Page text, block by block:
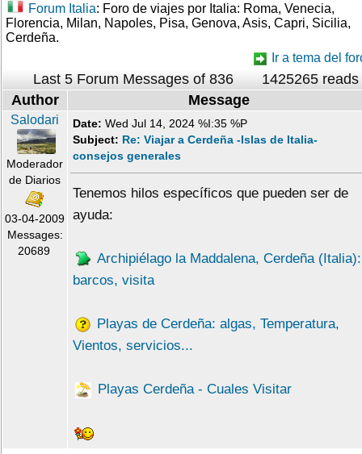
Forum Italia: Foro de viajes por Italia: Roma, Venecia,
Florencia, Milan, Napoles, Pisa, Genova, Asis, Capri, Sicilia,
Cerdeña.
Ir a tema del
Last 5 Forum Messages of 836
1425265 reads
Author
Message
Salodari
Moderador
de Diarios
03-04-2009
Messages:
20689
Date: Wed Jul 14, 2024 %I:35 %P
Subject: Re: Viajar a Cerdeña -Islas de Italia-
consejos generales
Tenemos hilos específicos que pueden ser de
ayuda:
Archipiélago la Maddalena, Cerdeña (Italia):
barcos, visita
Playas de Cerdeña: algas, Temperatura,
Vientos, servicios...
Playas Cerdeña - Cuales Visitar